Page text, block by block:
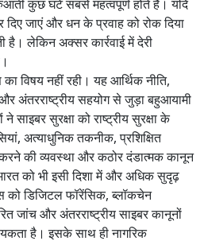
कुछ घंटे सबसे महत्वपूर्ण होते हैं। यदि
जाएं और धन के प्रवाह को रोक दिया
है। लेकिन अक्सर कार्रवाई में देरी
विषय नहीं रही। यह आर्थिक नीति,
और अंतरराष्ट्रीय सहयोग से जुड़ा बहुआयामी
सुरक्षा को राष्ट्रीय सुरक्षा के
अत्याधुनिक तकनीक, प्रशिक्षित
करने की व्यवस्था और कठोर दंडात्मक कानून
को भी इसी दिशा में और अधिक सुदृढ़
को डिजिटल फॉरेंसिक, ब्लॉकचेन
जांच और अंतरराष्ट्रीय साइबर कानूनों
है। इसके साथ ही नागरिक